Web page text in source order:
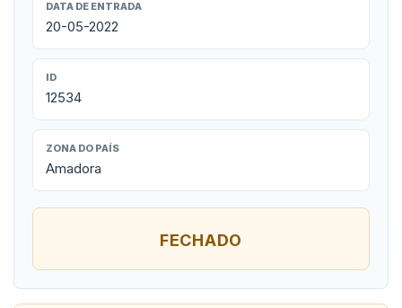
DATA DE ENTRADA
20-05-2022
ID
12534
ZONA DO PAÍS
Amadora
FECHADO